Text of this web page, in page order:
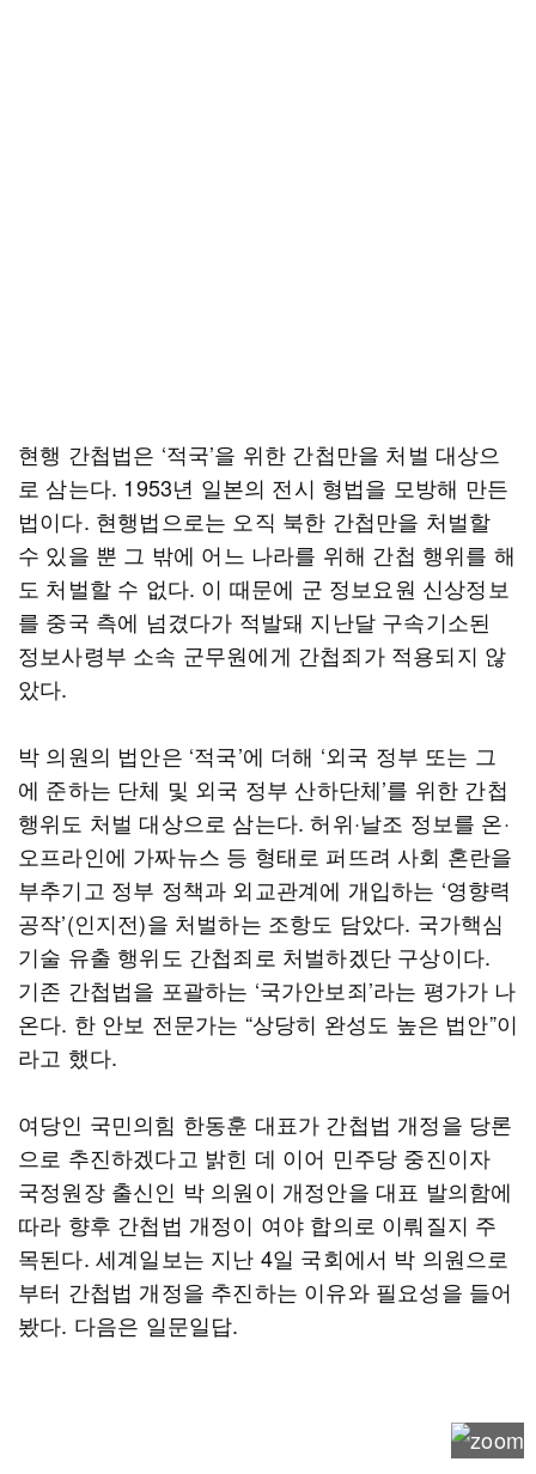
현행 간첩법은 ‘적국’을 위한 간첩만을 처벌 대상으
로 삼는다. 1953년 일본의 전시 형법을 모방해 만든
법이다. 현행법으로는 오직 북한 간첩만을 처벌할
수 있을 뿐 그 밖에 어느 나라를 위해 간첩 행위를 해
도 처벌할 수 없다. 이 때문에 군 정보요원 신상정보
를 중국 측에 넘겼다가 적발돼 지난달 구속기소된
정보사령부 소속 군무원에게 간첩죄가 적용되지 않
았다.
박 의원의 법안은 ‘적국’에 더해 ‘외국 정부 또는 그
에 준하는 단체 및 외국 정부 산하단체’를 위한 간첩
행위도 처벌 대상으로 삼는다. 허위·날조 정보를 온·
오프라인에 가짜뉴스 등 형태로 퍼뜨려 사회 혼란을
부추기고 정부 정책과 외교관계에 개입하는 ‘영향력
공작’(인지전)을 처벌하는 조항도 담았다. 국가핵심
기술 유출 행위도 간첩죄로 처벌하겠단 구상이다.
기존 간첩법을 포괄하는 ‘국가안보죄’라는 평가가 나
온다. 한 안보 전문가는 “상당히 완성도 높은 법안”이
라고 했다.
여당인 국민의힘 한동훈 대표가 간첩법 개정을 당론
으로 추진하겠다고 밝힌 데 이어 민주당 중진이자
국정원장 출신인 박 의원이 개정안을 대표 발의함에
따라 향후 간첩법 개정이 여야 합의로 이뤄질지 주
목된다. 세계일보는 지난 4일 국회에서 박 의원으로
부터 간첩법 개정을 추진하는 이유와 필요성을 들어
봤다. 다음은 일문일답.